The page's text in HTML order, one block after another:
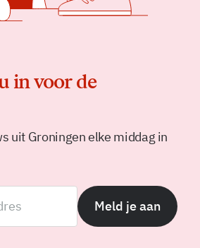
in voor de
uit Groningen elke middag in
Meld je aan